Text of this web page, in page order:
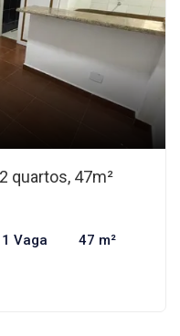
quartos, 47m²
1 Vaga 47 m²